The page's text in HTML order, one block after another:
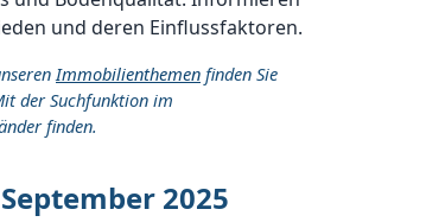
und deren Einflussfaktoren.
Immobilienthemen finden Sie
der Suchfunktion im
finden.
2025